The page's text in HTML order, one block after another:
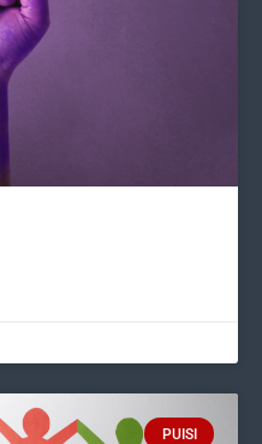
PUISI